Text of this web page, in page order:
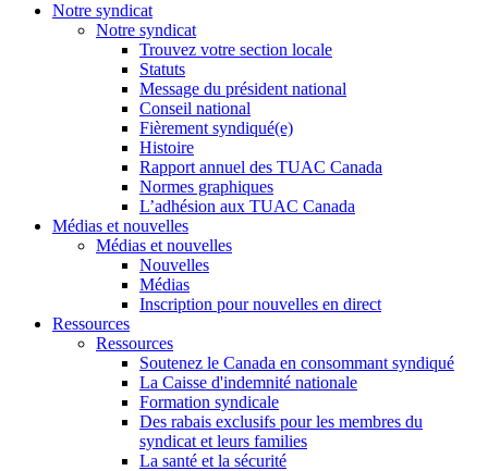
Notre syndicat
Notre syndicat
Trouvez votre section locale
Statuts
Message du président national
Conseil national
Fièrement syndiqué(e)
Histoire
Rapport annuel des TUAC Canada
Normes graphiques
L’adhésion aux TUAC Canada
Médias et nouvelles
Médias et nouvelles
Nouvelles
Médias
Inscription pour nouvelles en direct
Ressources
Ressources
Soutenez le Canada en consommant syndiqué
La Caisse d'indemnité nationale
Formation syndicale
Des rabais exclusifs pour les membres du
syndicat et leurs families
La santé et la sécurité